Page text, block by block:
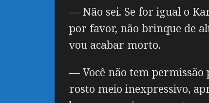
— Não sei. Se for igual o
por favor, não brinque de
vou acabar morto.
— Você não tem permissão
rosto meio inexpressivo,